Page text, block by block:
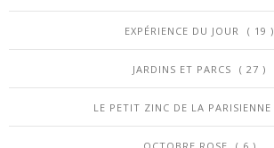
EXPÉRIENCE DU JOUR ( 19 )
JARDINS ET PARCS ( 27 )
LE PETIT ZINC DE LA PARISIENNE